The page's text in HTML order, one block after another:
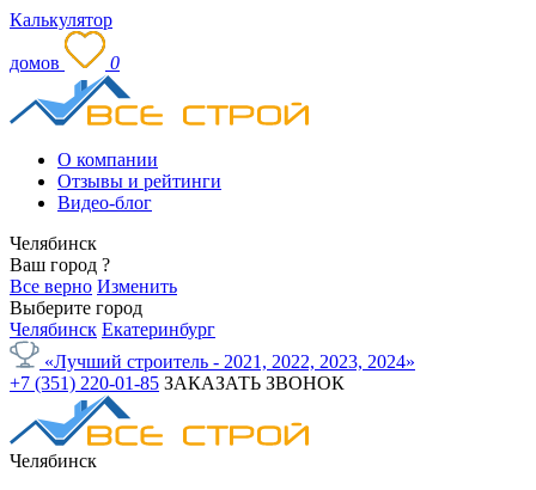
Калькулятор
домов 0
О компании
Отзывы и рейтинги
Видео-блог
Челябинск
Ваш город ?
Все верно Изменить
Выберите город
Челябинск Екатеринбург
«Лучший строитель - 2021, 2022, 2023, 2024»
+7 (351) 220-01-85 ЗАКАЗАТЬ ЗВОНОК
Челябинск